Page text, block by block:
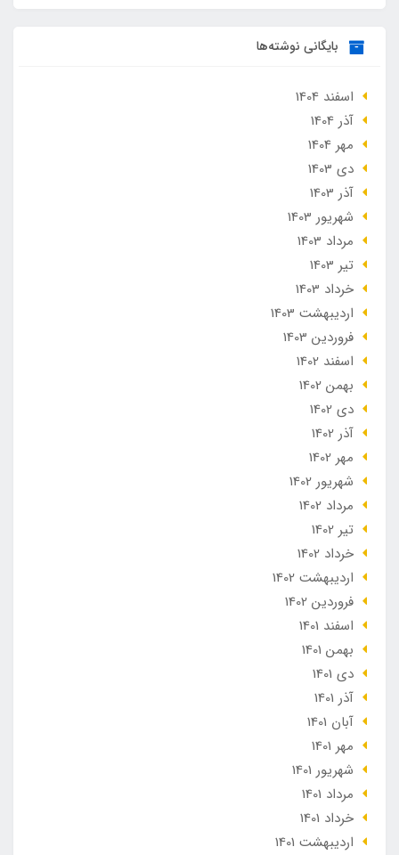
بایگانی نوشته‌ها
اسفند 1404
آذر 1404
مهر 1404
دی 1403
آذر 1403
شهریور 1403
مرداد 1403
تير 1403
خرداد 1403
ارديبهشت 1403
فروردین 1403
اسفند 1402
بهمن 1402
دی 1402
آذر 1402
مهر 1402
شهریور 1402
مرداد 1402
تير 1402
خرداد 1402
ارديبهشت 1402
فروردین 1402
اسفند 1401
بهمن 1401
دی 1401
آذر 1401
آبان 1401
مهر 1401
شهریور 1401
مرداد 1401
خرداد 1401
ارديبهشت 1401